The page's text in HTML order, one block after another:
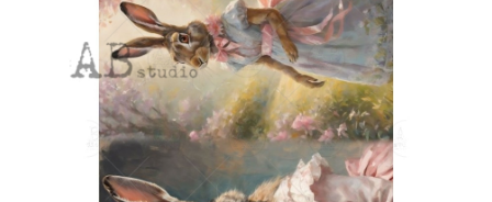
Blog / DIY / Tutorials